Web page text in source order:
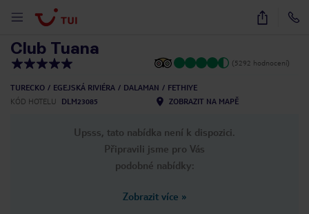
71
Club Tuana
(5292 hodnocení)
TURECKO EGEJSKÁ RIVIÉRA DALAMAN
FETHIYE
KÓD HOTELU
DLM23085 ZOBRAZIT NA MAPĚ
Upsss, tato nabídka není k dispozici.
Připravili jsme pro Vás
podobné nabídky:
Zobrazit více »